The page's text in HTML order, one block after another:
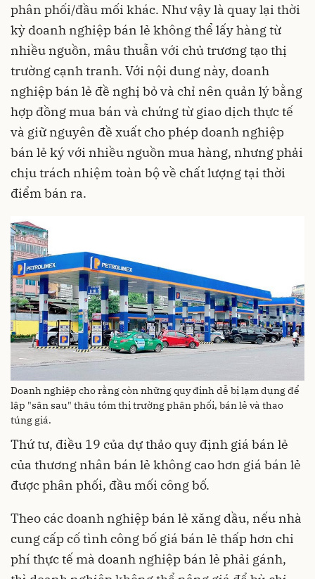
phân phối/đầu mối khác. Như vậy là quay lại thời
kỳ doanh nghiệp bán lẻ không thể lấy hàng từ
nhiều nguồn, mâu thuẫn với chủ trương tạo thị
trường cạnh tranh. Với nội dung này, doanh
nghiệp bán lẻ đề nghị bỏ và chỉ nên quản lý bằng
hợp đồng mua bán và chứng từ giao dịch thực tế
và giữ nguyên đề xuất cho phép doanh nghiệp
bán lẻ ký với nhiều nguồn mua hàng, nhưng phải
chịu trách nhiệm toàn bộ về chất lượng tại thời
điểm bán ra.
Doanh nghiệp cho rằng còn những quy định dễ bị lạm dụng để
lập "sân sau" thâu tóm thị trường phân phối, bán lẻ và thao
túng giá.
Thứ tư, điều 19 của dự thảo quy định giá bán lẻ
của thương nhân bán lẻ không cao hơn giá bán lẻ
được phân phối, đầu mối công bố.
Theo các doanh nghiệp bán lẻ xăng dầu, nếu nhà
cung cấp cố tình công bố giá bán lẻ thấp hơn chi
phí thực tế mà doanh nghiệp bán lẻ phải gánh,